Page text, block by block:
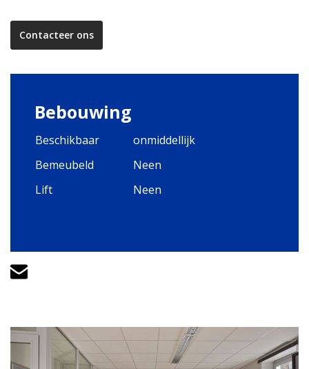
Contacteer ons
Bebouwing
Beschikbaar
onmiddellijk
Bemeubeld
Neen
Lift
Neen